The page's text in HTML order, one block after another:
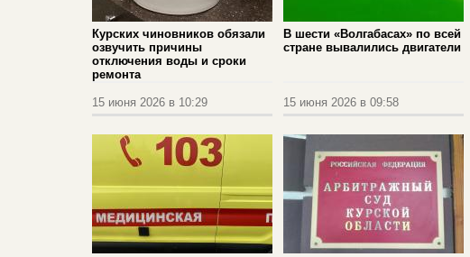
Курских чиновников обязали
озвучить причины
отключения воды и сроки
ремонта
15 июня 2026 в 10:29
В шести «Волгабасах» по всей
стране вывалились двигатели
15 июня 2026 в 09:58